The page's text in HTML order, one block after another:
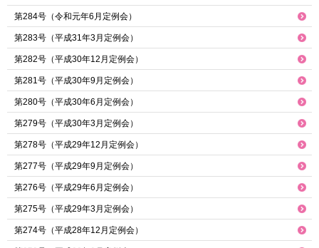
第284号（令和元年6月定例会）
第283号（平成31年3月定例会）
第282号（平成30年12月定例会）
第281号（平成30年9月定例会）
第280号（平成30年6月定例会）
第279号（平成30年3月定例会）
第278号（平成29年12月定例会）
第277号（平成29年9月定例会）
第276号（平成29年6月定例会）
第275号（平成29年3月定例会）
第274号（平成28年12月定例会）